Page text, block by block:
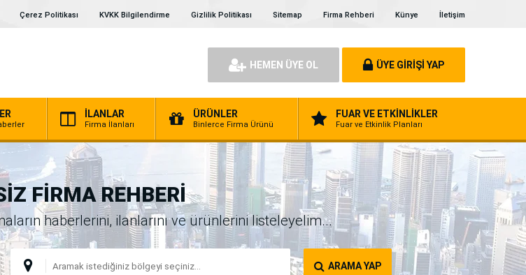
Çerez Politikası KVKK Bilgilendirme Gizlilik Politikası Sitemap Firma Rehberi Künye İletişim
HEMEN ÜYE OL ÜYE GİRİŞİ YAP
İLANLAR
Firma İlanları
ÜRÜNLER
Binlerce Firma Ürünü
FUAR VE ETKİNLİKLER
Fuar ve Etkinlik Planları
FİRMA REHBERİ
haberlerini, ilanlarını ve ürünlerini listeleyelim...
ARAMA YAP